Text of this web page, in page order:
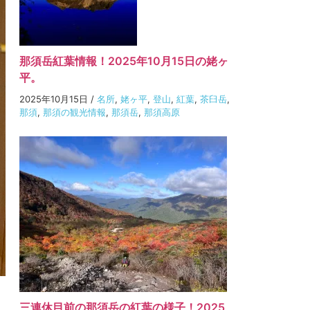
那須岳紅葉情報！2025年10月15日の姥ヶ
平。
2025年10月15日 / 名所, 姥ヶ平, 登山, 紅葉, 茶臼岳,
那須, 那須の観光情報, 那須岳, 那須高原